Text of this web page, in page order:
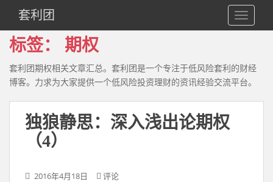
i
套利团
标签： 期权
套利团期权相关文章汇总。套利团是一个专注于低风险套利的财经
博客。力求为大家提供一个低风险投资理财的资讯经验交流平台。
独狼静思：深入浅出论期权
（4）
2016年4月18日 评论